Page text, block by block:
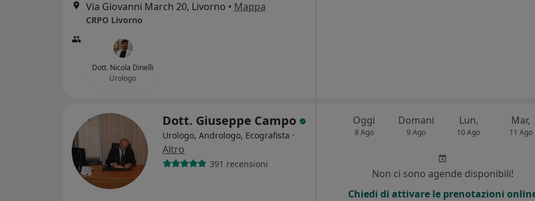
Via Giovanni March 20, Livorno • Mappa
CRPO Livorno
Dott. Nicola Dinelli
Urologo
Dott. Giuseppe Campo
Urologo, Andrologo, Ecografista ·
Altro
391 recensioni
Oggi
8 Ago
Domani
9 Ago
Lun,
10 Ago
Mar,
11 Ago
Non ci sono agende disponibili!
Chiedi di attivare le prenotazioni